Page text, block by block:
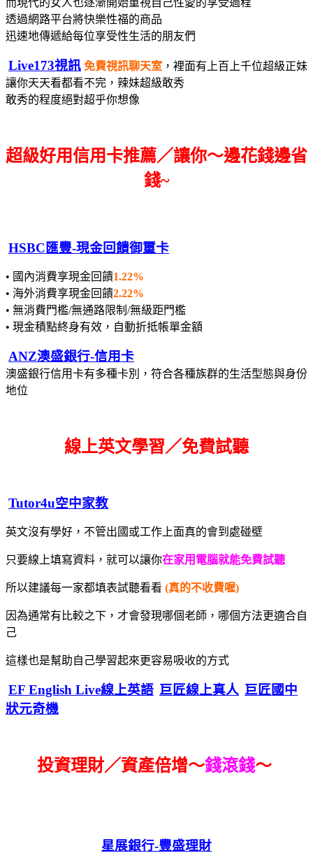
透過網路平台將快樂性福的商品
迅速地傳遞給每位享受性生活的朋友們
Live173視訊 免費視訊聊天室 ，裡面有上百上千位超級正妹
讓你天天看都看不完，辣妹超級敢秀
敢秀的程度絕對超乎你想像
超級好用信用卡推薦／讓你～邊花錢邊省
錢~
HSBC匯豐-現金回饋御璽卡
• 國內消費享現金回饋1.22%
• 海外消費享現金回饋2.22%
• 無消費門檻/無通路限制/無級距門檻
• 現金積點終身有效，自動折抵帳單金額
ANZ澳盛銀行-信用卡
澳盛銀行信用卡有多種卡別，符合各種族群的生活型態與身份
地位
線上英文學習／免費試聽
Tutor4u空中家教
英文沒有學好，不管出國或工作上面真的會到處碰壁
只要線上填寫資料，就可以讓你在家用電腦就能免費試聽
所以建議每一家都填表試聽看看 (真的不收費喔)
因為通常有比較之下，才會發現哪個老師，哪個方法更適合自
己
這樣也是幫助自己學習起來更容易吸收的方式
EF English Live線上英語 巨匠線上真人 巨匠國中
狀元奇機
投資理財／資產倍增～錢滾錢～
星展銀行-豐盛理財